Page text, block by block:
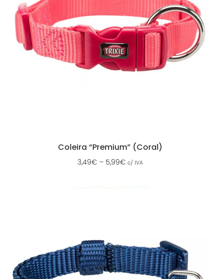
Coleira “Premium” (Coral)
3,49€ – 5,99€ c/ IVA